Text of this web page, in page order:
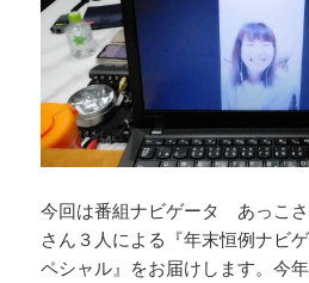
今回は番組ナビゲータ あっこ
さん３人による『年末恒例ナビ
ペシャル』をお届けします。今